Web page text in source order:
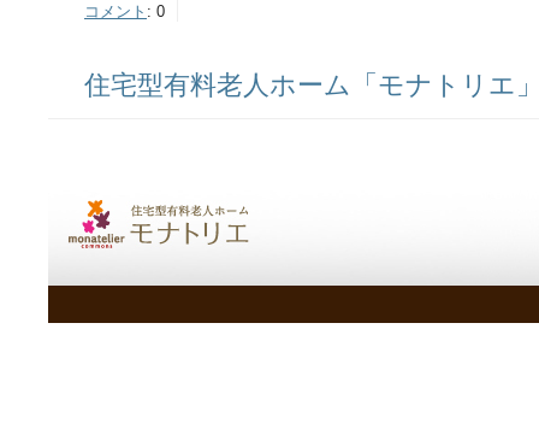
コメント : 0
住宅型有料老人ホーム「モナトリエ